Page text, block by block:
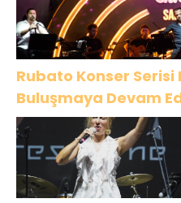
Rubato Konser
Buluşmaya Devam